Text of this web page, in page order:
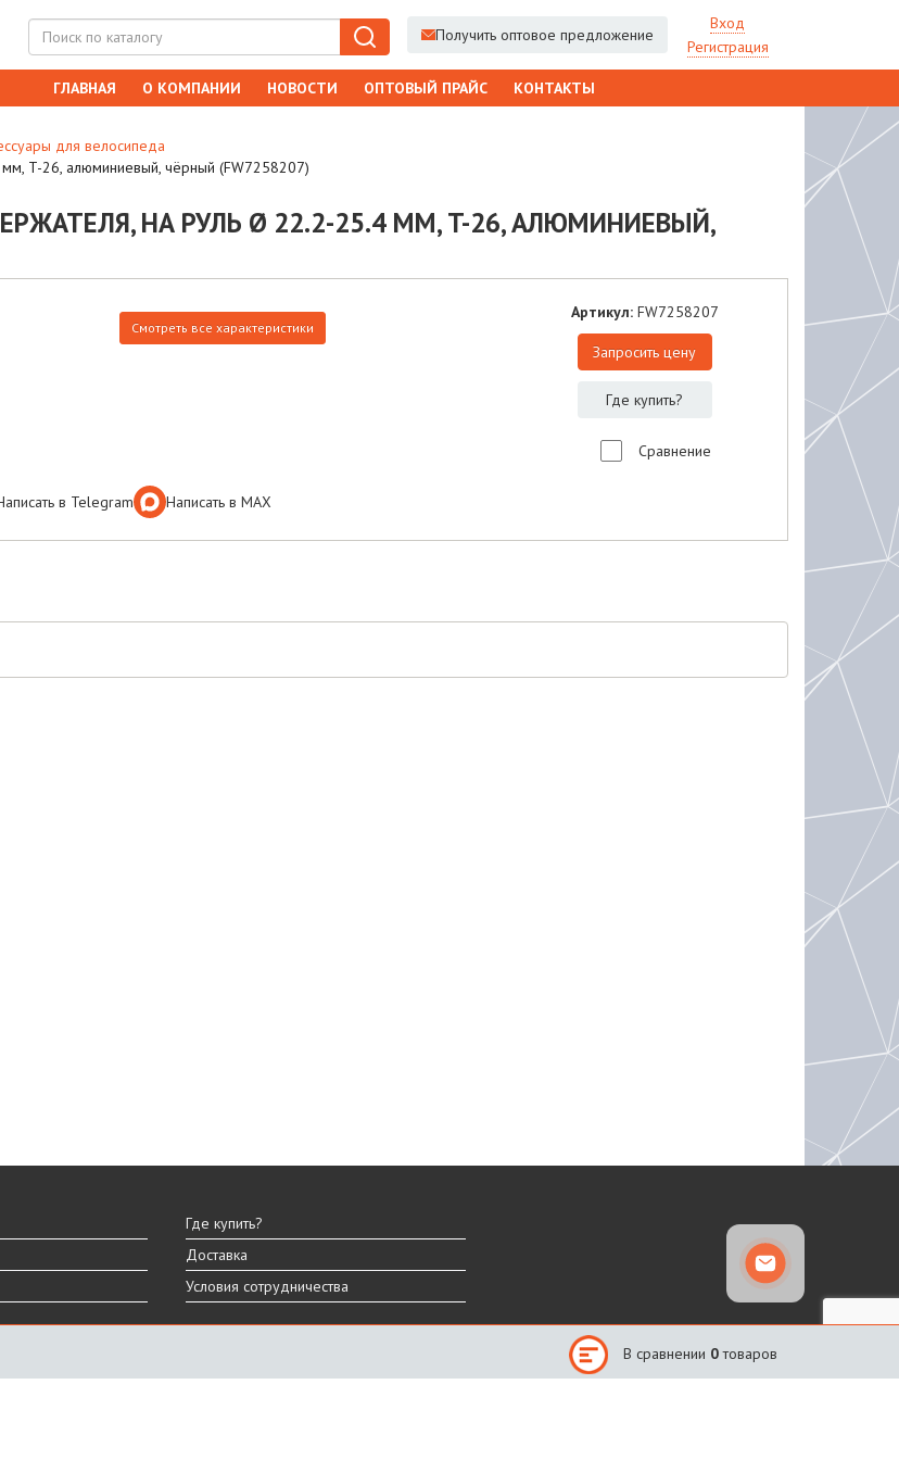
Получить оптовое предложение
Вход
Регистрация
ГЛАВНАЯ О КОМПАНИИ НОВОСТИ ОПТОВЫЙ ПРАЙС КОНТАКТЫ
для велосипеда
T-26, алюминиевый, чёрный (FW7258207)
НА РУЛЬ Ø 22.2-25.4 ММ, T-26, АЛЮМИНИЕВЫЙ,
Смотреть все характеристики
в Telegram Написать в МАХ
Артикул: FW7258207
Запросить цену
Где купить?
Сравнение
Где купить?
Доставка
Условия сотрудничества
В сравнении 0 товаров